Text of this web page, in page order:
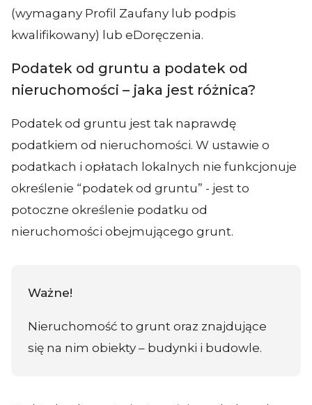
(wymagany Profil Zaufany lub podpis
kwalifikowany) lub eDoręczenia.
Podatek od gruntu a podatek od
nieruchomości – jaka jest różnica?
Podatek od gruntu jest tak naprawdę
podatkiem od nieruchomości. W ustawie o
podatkach i opłatach lokalnych nie funkcjonuje
określenie “podatek od gruntu” - jest to
potoczne określenie podatku od
nieruchomości obejmującego grunt.
Ważne!
Nieruchomość to grunt oraz znajdujące
się na nim obiekty – budynki i budowle.